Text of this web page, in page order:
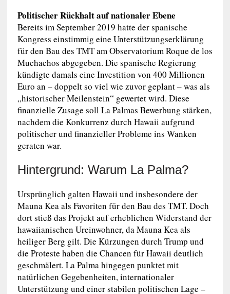
Politischer Rückhalt auf nationaler Ebene
Bereits im September 2019 hatte der spanische
Kongress einstimmig eine Unterstützungserklärung
für den Bau des TMT am Observatorium Roque de los
Muchachos abgegeben. Die spanische Regierung
kündigte damals eine Investition von 400 Millionen
Euro an – doppelt so viel wie zuvor geplant – was als
„historischer Meilenstein“ gewertet wird. Diese
finanzielle Zusage soll La Palmas Bewerbung stärken,
nachdem die Konkurrenz durch Hawaii aufgrund
politischer und finanzieller Probleme ins Wanken
geraten war.
Hintergrund: Warum La Palma?
Ursprünglich galten Hawaii und insbesondere der
Mauna Kea als Favoriten für den Bau des TMT. Doch
dort stieß das Projekt auf erheblichen Widerstand der
hawaiianischen Ureinwohner, da Mauna Kea als
heiliger Berg gilt. Die Kürzungen durch Trump und
die Proteste haben die Chancen für Hawaii deutlich
geschmälert. La Palma hingegen punktet mit
natürlichen Gegebenheiten, internationaler
Unterstützung und einer stabilen politischen Lage –